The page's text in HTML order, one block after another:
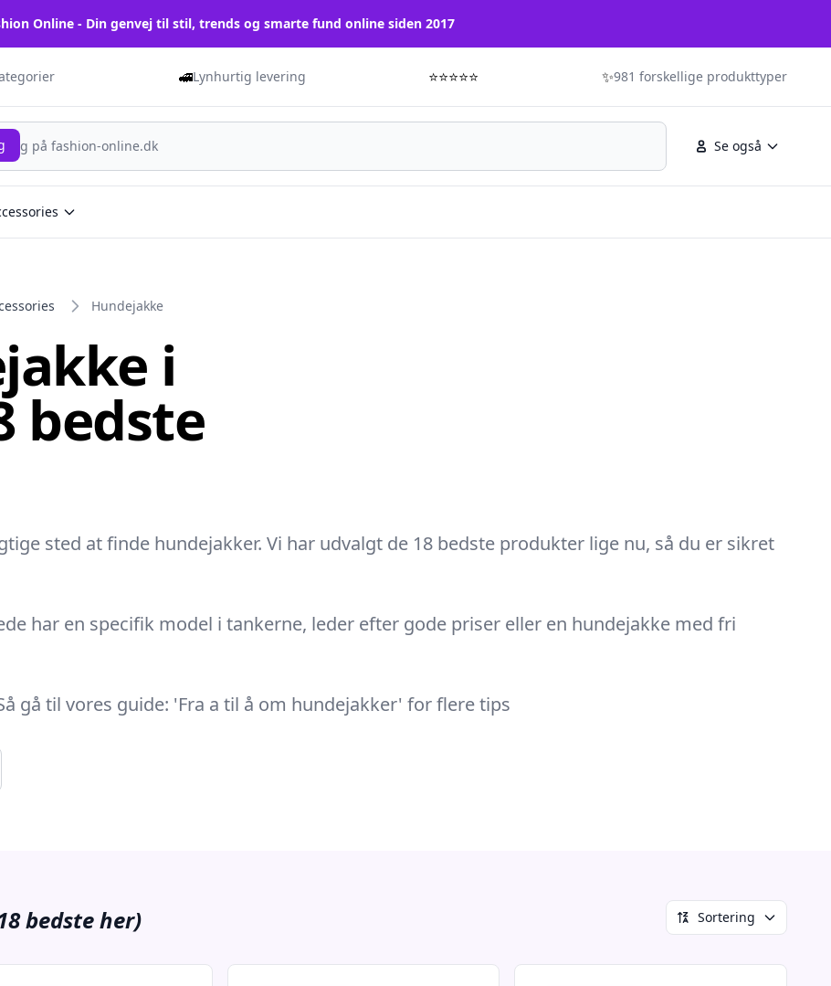
Online - Din genvej til stil, trends og smarte fund online siden 2017
🚅Lynhurtig levering ⭐⭐⭐⭐⭐ ✨981 forskellige produkttyper
Se også
Hundejakke
i
bedste
sted at finde hundejakker. Vi har udvalgt de 18 bedste produkter lige nu, så du er sikret
har en specifik model i tankerne, leder efter gode priser eller en hundejakke med fri
gå til vores guide: 'Fra a til å om hundejakker' for flere tips
bedste her) Sortering